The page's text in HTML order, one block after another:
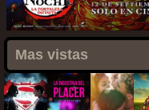
Mas vistas